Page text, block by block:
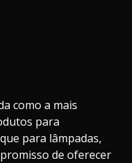
como a mais
para
para lâmpadas,
de oferecer